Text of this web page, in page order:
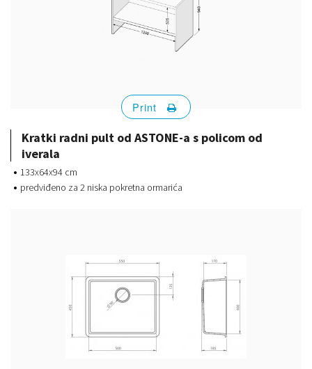
Kratki radni pult od ASTONE-a s policom od
iverala
133x64x94 cm
predviđeno za 2 niska pokretna ormarića
Print